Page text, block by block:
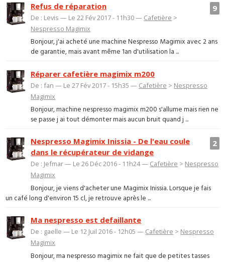
9
Refus de réparation
De : Levis — Le 22 Fév 2017 - 11h30 — Cafetière >
Nespresso Magimix
Bonjour, j'ai acheté une machine Nespresso Magimix avec 2 ans
de garantie, mais avant même 1an d'utilisation la ...
Réparer cafetière magimix m200
De : fan — Le 27 Fév 2017 - 15h35 — Cafetière > Nespresso
Magimix
Bonjour, machine nespresso magimix m200 s'allume mais rien ne
se passe j ai tout démonter mais aucun bruit quand j ...
2
Nespresso Magimix Inissia - De l'eau coule
dans le récupérateur de vidange
De : Jefmar — Le 26 Déc 2016 - 11h24 — Cafetière > Nespresso
Magimix
Bonjour, je viens d'acheter une Magimix Inissia. Lorsque je fais
un café long d'environ 15 cl, je retrouve après le ...
Ma nespresso est defaillante
De : gaelle — Le 12 Juil 2016 - 12h05 — Cafetière > Nespresso
Magimix
Bonjour, ma nespresso magimix ne fait que de petites tasses